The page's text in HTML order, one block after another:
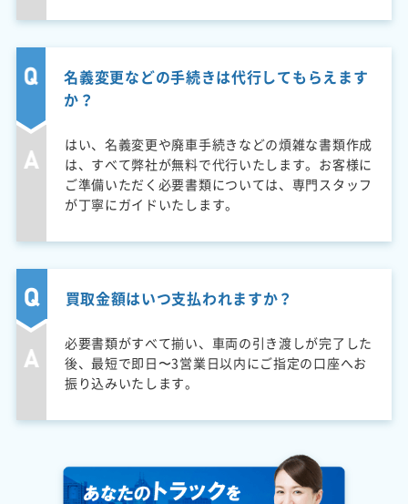
名義変更などの手続きは代行してもらえます
か？
はい、名義変更や廃車手続きなどの煩雑な書類作成
は、すべて弊社が無料で代行いたします。お客様に
ご準備いただく必要書類については、専門スタッフ
が丁寧にガイドいたします。
買取金額はいつ支払われますか？
必要書類がすべて揃い、車両の引き渡しが完了した
後、最短で即日〜3営業日以内にご指定の口座へお
振り込みいたします。